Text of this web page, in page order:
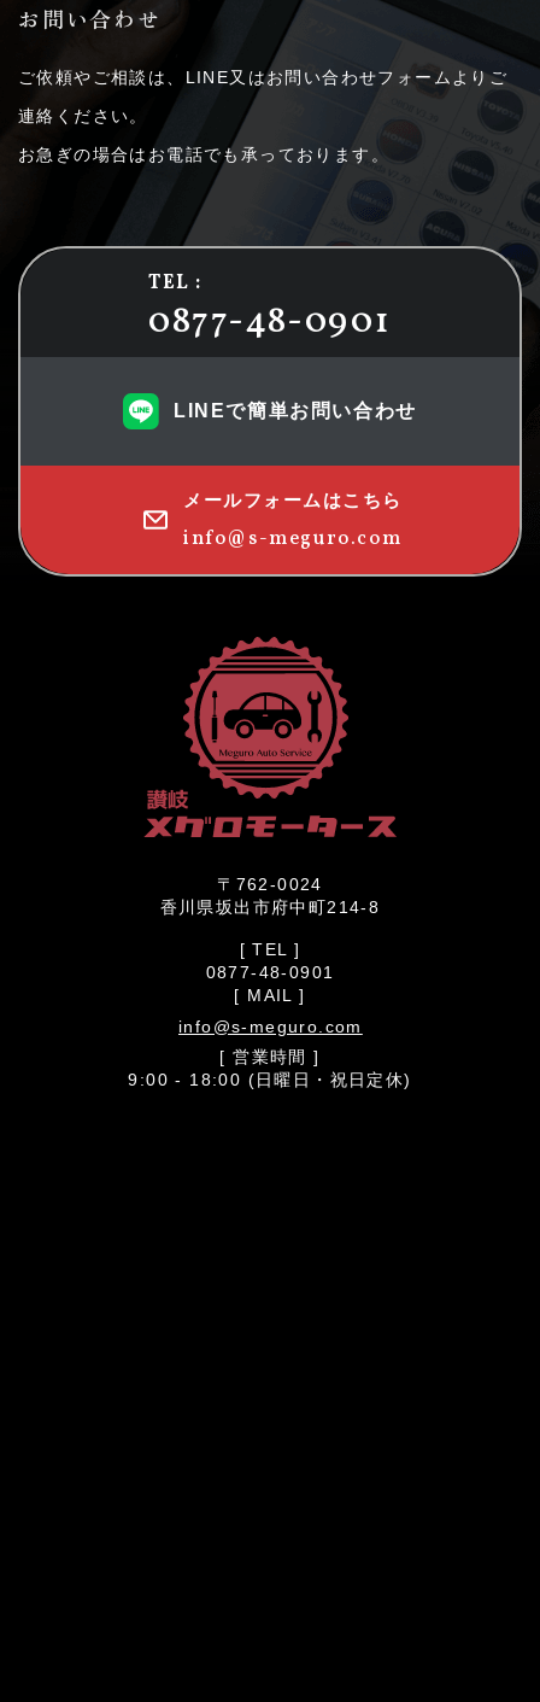
お問い合わせ
ご依頼やご相談は、LINE又はお問い合わせフォームよりご
連絡ください。
お急ぎの場合はお電話でも承っております。
TEL :
0877-48-0901
LINEで簡単お問い合わせ
メールフォームはこちら
info@s-meguro.com
〒762-0024
香川県坂出市府中町214-8
[ TEL ]
0877-48-0901
[ MAIL ]
info@s-meguro.com
[ 営業時間 ]
9:00 - 18:00 (日曜日・祝日定休)